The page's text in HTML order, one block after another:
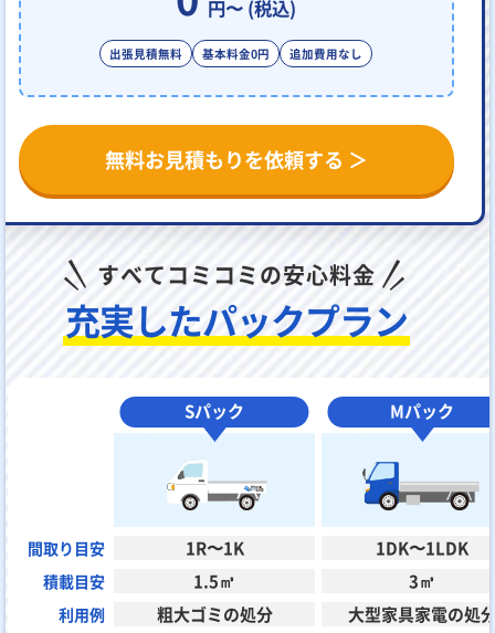
円〜 (税込)
出張見積無料 基本料金0円 追加費用なし
無料お見積もりを依頼する ＞
すべてコミコミの安心料金
充実したパックプラン
Sパック Mパック
間取り目安 1R〜1K 1DK〜1LDK
積載目安 1.5㎥ 3㎥
利用例 粗大ゴミの処分 大型家具家電の処